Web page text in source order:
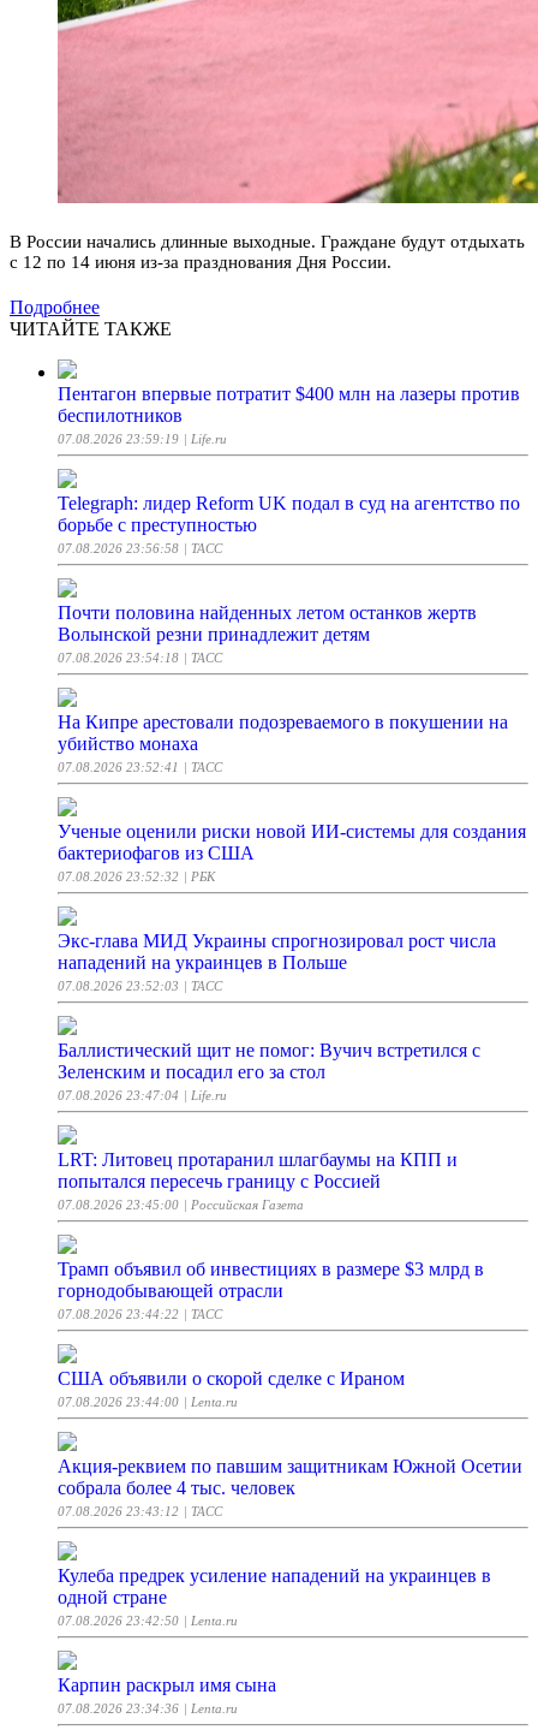
В России начались длинные выходные. Граждане будут отдыхать
с 12 по 14 июня из-за празднования Дня России.
Подробнее
ЧИТАЙТЕ ТАКЖЕ
Пентагон впервые потратит $400 млн на лазеры против
беспилотников
07.08.2026 23:59:19 | Life.ru
Telegraph: лидер Reform UK подал в суд на агентство по
борьбе с преступностью
07.08.2026 23:56:58 | ТАСС
Почти половина найденных летом останков жертв
Волынской резни принадлежит детям
07.08.2026 23:54:18 | ТАСС
На Кипре арестовали подозреваемого в покушении на
убийство монаха
07.08.2026 23:52:41 | ТАСС
Ученые оценили риски новой ИИ-системы для создания
бактериофагов из США
07.08.2026 23:52:32 | РБК
Экс-глава МИД Украины спрогнозировал рост числа
нападений на украинцев в Польше
07.08.2026 23:52:03 | ТАСС
Баллистический щит не помог: Вучич встретился с
Зеленским и посадил его за стол
07.08.2026 23:47:04 | Life.ru
LRT: Литовец протаранил шлагбаумы на КПП и
попытался пересечь границу с Россией
07.08.2026 23:45:00 | Российская Газета
Трамп объявил об инвестициях в размере $3 млрд в
горнодобывающей отрасли
07.08.2026 23:44:22 | ТАСС
США объявили о скорой сделке с Ираном
07.08.2026 23:44:00 | Lenta.ru
Акция-реквием по павшим защитникам Южной Осетии
собрала более 4 тыс. человек
07.08.2026 23:43:12 | ТАСС
Кулеба предрек усиление нападений на украинцев в
одной стране
07.08.2026 23:42:50 | Lenta.ru
Карпин раскрыл имя сына
07.08.2026 23:34:36 | Lenta.ru